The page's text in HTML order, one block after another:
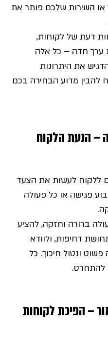
או השירות שלכם פותר את
דעת של לקוחות,
ערך חדה – כל אלה
את היתרונות
להבין מדוע הבחירה בכם
– הנעת הלקוח
ללקוח לעשות את הצעד
פגישה או כל פעולה
ברורה וחזקה, להציע
דחיפות, ולוודא
ונטול חיכוך. כל
להתחרט.
– הפיכת לקוחות